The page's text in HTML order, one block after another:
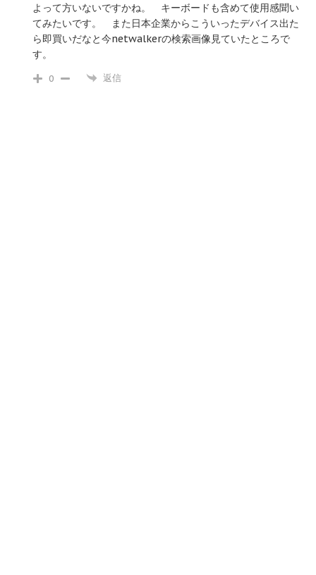
よって方いないですかね。 キーボードも含めて使用感聞い
てみたいです。 また日本企業からこういったデバイス出た
ら即買いだなと今netwalkerの検索画像見ていたところで
す。
0 返信